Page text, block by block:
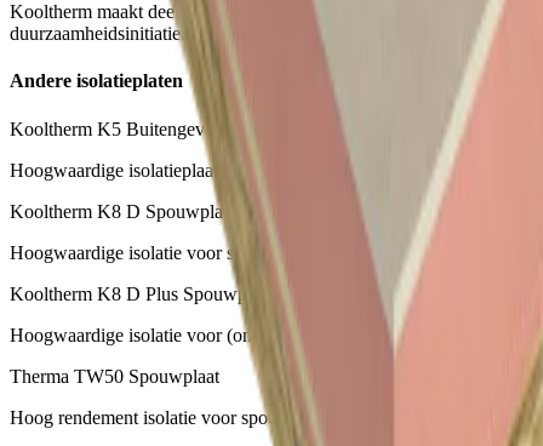
Kooltherm maakt deel uit van ons Planet Passionate
duurzaamheidsinitiatief.
Andere isolatieplaten
Kooltherm K5 Buitengevelplaat
Hoogwaardige isolatieplaat als onderdeel voor ETICS
Kooltherm K8 D Spouwplaat
Hoogwaardige isolatie voor spouwmuren
Kooltherm K8 D Plus Spouwplaat
Hoogwaardige isolatie voor (oneffen) spouwmuren
Therma TW50 Spouwplaat
Hoog rendement isolatie voor spouwmuren